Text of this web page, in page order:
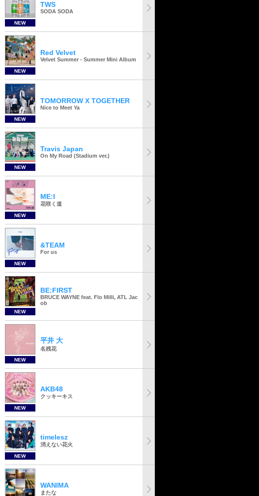
NEW
TWS
SODA SODA
NEW
Red Velvet
Velvet Summer - Summer Mini Album
NEW
TOMORROW X TOGETHER
Nice to Meet Ya
NEW
Travis Japan
On My Road (Stadium ver.)
NEW
ME:I
花咲く道
NEW
&TEAM
For us
NEW
BE:FIRST
BRUCE WAYNE feat. Flo Milli, ATL Jac
ob
NEW
平井 大
名残花
NEW
AKB48
クッキーキス
NEW
timelesz
消えない花火
WANIMA
またな